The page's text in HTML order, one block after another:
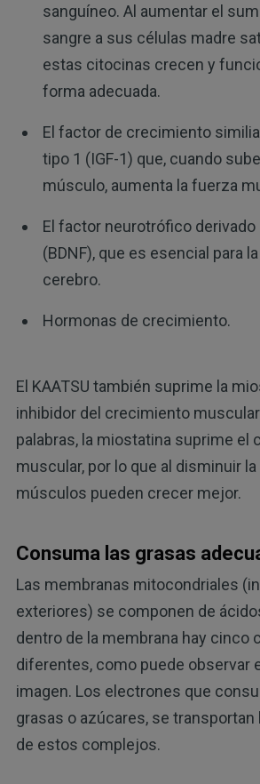
sanguíneo. Al aumentar el
sangre a sus células madre
estas citocinas crecen y
forma adecuada.
El factor de crecimiento
tipo 1 (IGF-1) que, cuando
músculo, aumenta la fuerza
El factor neurotrófico
(BDNF), que es esencial para
cerebro.
Hormonas de crecimiento.
El KAATSU también suprime la
inhibidor del crecimiento
palabras, la miostatina suprime el
muscular, por lo que al disminuir
músculos pueden crecer mejor.
Consuma las grasas
Las membranas mitocondriales
exteriores) se componen de
dentro de la membrana hay cinco
diferentes, como puede observar
imagen. Los electrones que
grasas o azúcares, se transportan
de estos complejos.